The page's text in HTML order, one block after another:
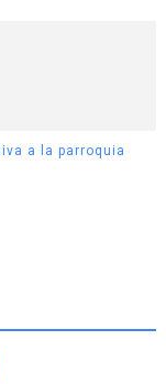
a la parroquia